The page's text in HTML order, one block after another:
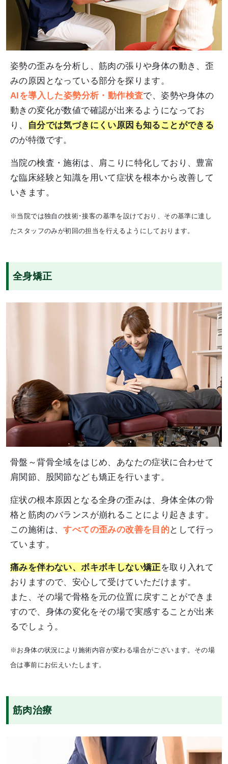
姿勢の歪みを分析し、筋肉の張りや身体の動き、歪
みの原因となっている部分を探ります。
AIを導入した姿勢分析・動作検査で、姿勢や身体の
動きの変化が数値で確認が出来るようになってお
り、
自分では気づきにくい原因も知ることができる
のが特徴です。
当院の検査・施術は、肩こりに特化しており、豊富
な臨床経験と知識を用いて症状を根本から改善して
いきます。
※当院では独自の技術･接客の基準を設けており、その基準に達し
たスタッフのみが初回の担当を行えるようにしております。
全身矯正
骨盤～背骨全域をはじめ、あなたの症状に合わせて
肩関節、股関節なども矯正を行います。
症状の根本原因となる全身の歪みは、身体全体の骨
格と筋肉のバランスが崩れることにより起きます。
この施術は、すべての歪みの改善を目的として行っ
ています。
痛みを伴わない、ボキボキしない矯正を取り入れて
おりますので、安心して受けていただけます。
また、その場で骨格を元の位置に戻すことができま
すので、身体の変化をその場で実感することが出来
るでしょう。
※お身体の状況により施術内容が変わる場合がございます。その場
合は事前にお伝えいたします。
筋肉治療